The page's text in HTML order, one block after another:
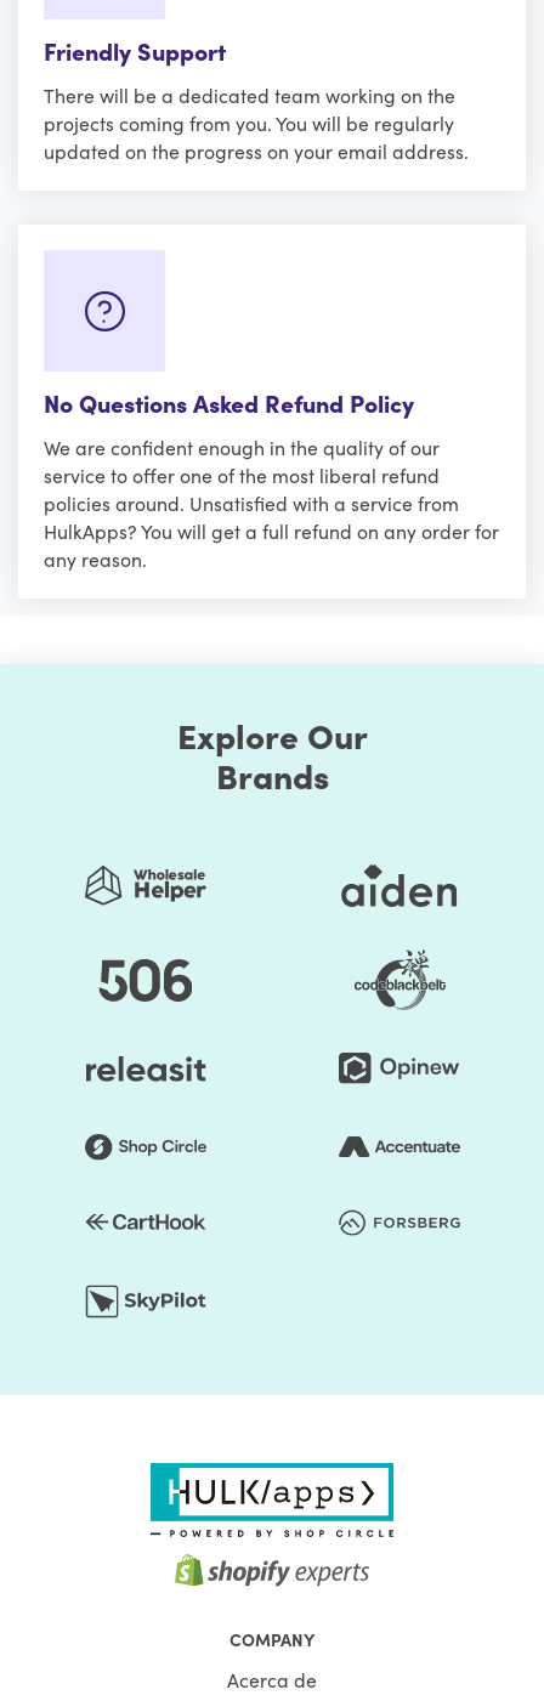
Friendly Support
There will be a dedicated team working on the
projects coming from you. You will be regularly
updated on the progress on your email address.
No Questions Asked Refund Policy
We are confident enough in the quality of our
service to offer one of the most liberal refund
policies around. Unsatisfied with a service from
HulkApps? You will get a full refund on any order for
any reason.
Explore Our
Brands
COMPANY
Acerca de